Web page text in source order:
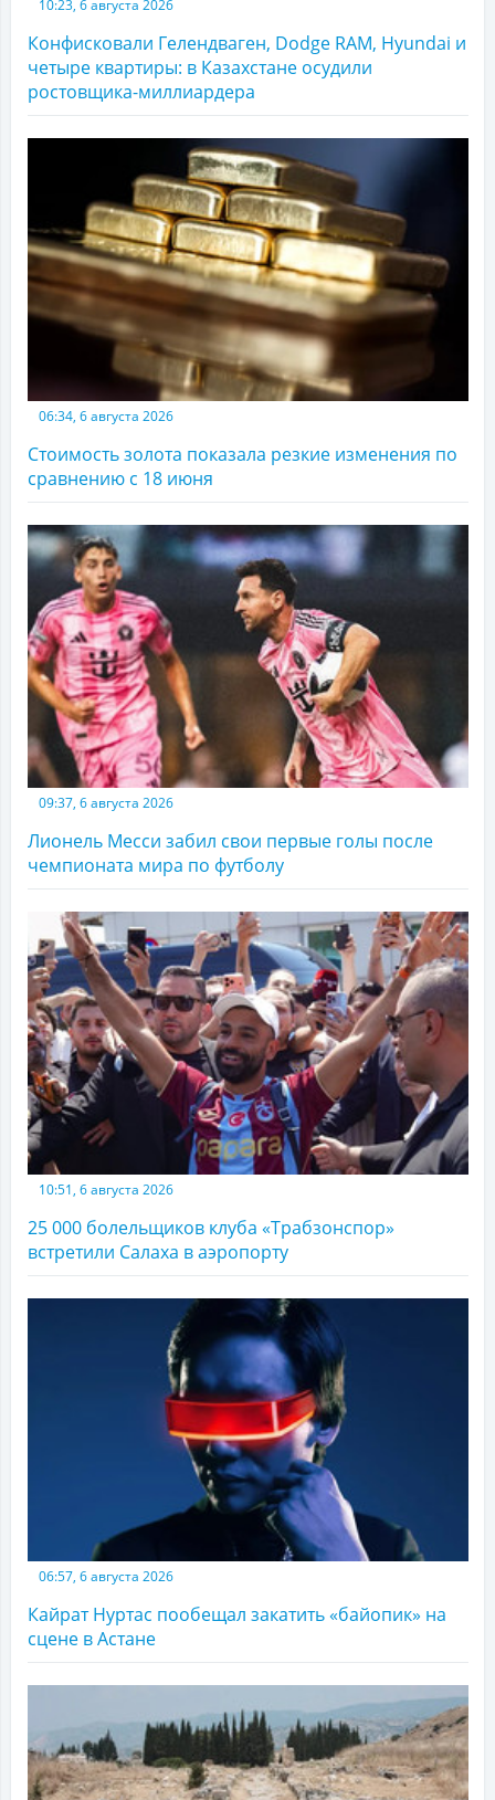
10:23, 6 августа 2026
Конфисковали Гелендваген, Dodge RAM, Hyundai и
четыре квартиры: в Казахстане осудили
ростовщика-миллиардера
06:34, 6 августа 2026
Стоимость золота показала резкие изменения по
сравнению с 18 июня
09:37, 6 августа 2026
Лионель Месси забил свои первые голы после
чемпионата мира по футболу
10:51, 6 августа 2026
25 000 болельщиков клуба «Трабзонспор»
встретили Салаха в аэропорту
06:57, 6 августа 2026
Кайрат Нуртас пообещал закатить «байопик» на
сцене в Астане